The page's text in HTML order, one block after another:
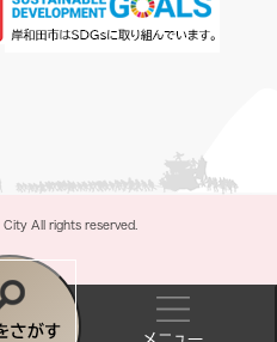
All rights reserved.